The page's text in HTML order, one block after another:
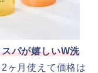
パが嬉しいW洗
ヶ月使えて価格は